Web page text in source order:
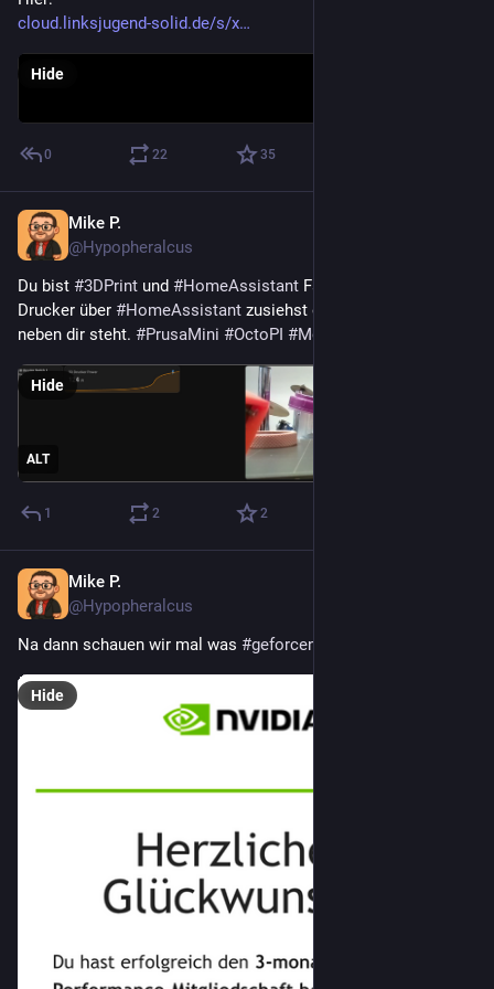
cloud.linksjugend-solid.de/s/x
Hide
0 22 35
Mike P.
@Hypopheralcus
Du bist #3DPrint und #HomeAssistant Fan wenn du deinem
Drucker über #HomeAssistant zusiehst obwohl er nur 1 Meter
neben dir steht. #PrusaMini #OctoPI #Monitoring
ALT
Hide
1 2 2
Mike P.
@Hypopheralcus
Na dann schauen wir mal was #geforcenow
Hide